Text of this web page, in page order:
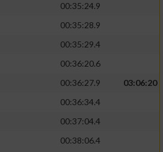
00:35:24.9
00:35:28.9
00:35:29.4
00:36:20.6
00:36:27.9
03:06:20
00:36:34.4
00:37:04.4
00:38:06.4